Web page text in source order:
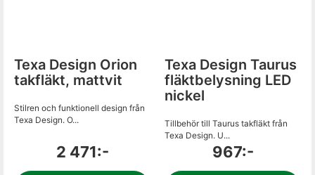
Texa Design Orion
takfläkt, mattvit
Stilren och funktionell design från
Texa Design. O...
2 471:-
Texa Design Taurus
fläktbelysning LED
nickel
Tillbehör till Taurus takfläkt från
Texa Design. U...
967:-